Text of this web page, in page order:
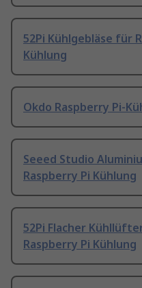
52Pi Kühlgebläse für
Kühlung
Okdo Raspberry Pi-
Seeed Studio
Raspberry Pi Kühlung
52Pi Flacher
Raspberry Pi Kühlung